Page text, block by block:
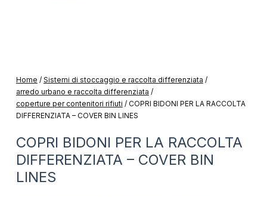
Home / Sistemi di stoccaggio e raccolta differenziata /
arredo urbano e raccolta differenziata /
coperture per contenitori rifiuti / COPRI BIDONI PER LA RACCOLTA
DIFFERENZIATA – COVER BIN LINES
COPRI BIDONI PER LA RACCOLTA
DIFFERENZIATA – COVER BIN
LINES